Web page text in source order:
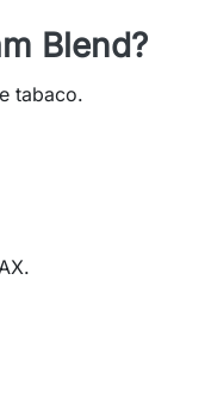
Blend?
tabaco.